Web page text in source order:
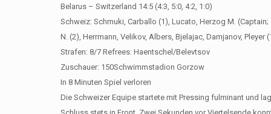
Belarus – Switzerland 14:5 (4:3, 5:0, 4:2, 1:0)
Schweiz: Schmuki, Carballo (1), Lucato, Herzog M.
N. (2), Herrmann, Velikov, Albers, Bjelajac, Damjanov, Pleyer
Strafen: 8/7 Refrees: Haentschel/Belevtsov
Zuschauer: 150​​Schwimmstadion Gorzow
In 8 Minuten Spiel verloren
Die Schweizer Equipe startete mit Pressing fulminant und